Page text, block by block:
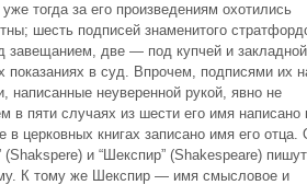
тогда за его произведениям охотились
шесть подписей знаменитого
завещанием, две — под купчей и
в суд. Впрочем, подписями их
написанные неуверенной рукой, явно не
в пяти случаях из шести его имя написано
в церковных книгах записано имя его отца.
(Shakspere) и “Шекспир” (Shakespeare)
К тому же Шекспир — имя смысловое и